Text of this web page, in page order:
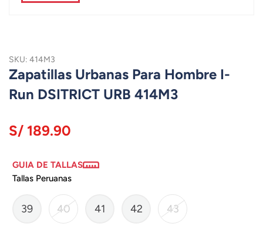
SKU: 414M3
Zapatillas Urbanas Para Hombre I-
Run DSITRICT URB 414M3
S/ 189.90
GUIA DE TALLAS
Tallas Peruanas
39 40 41 42 43